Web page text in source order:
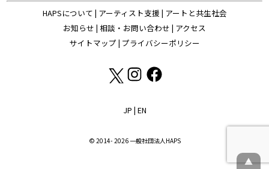
▲
HAPSについて | アーティスト支援 | アートと共生社会
お知らせ | 相談・お問い合わせ | アクセス
サイトマップ | プライバシーポリシー
JP | EN
© 2014- 2026 一般社団法人HAPS